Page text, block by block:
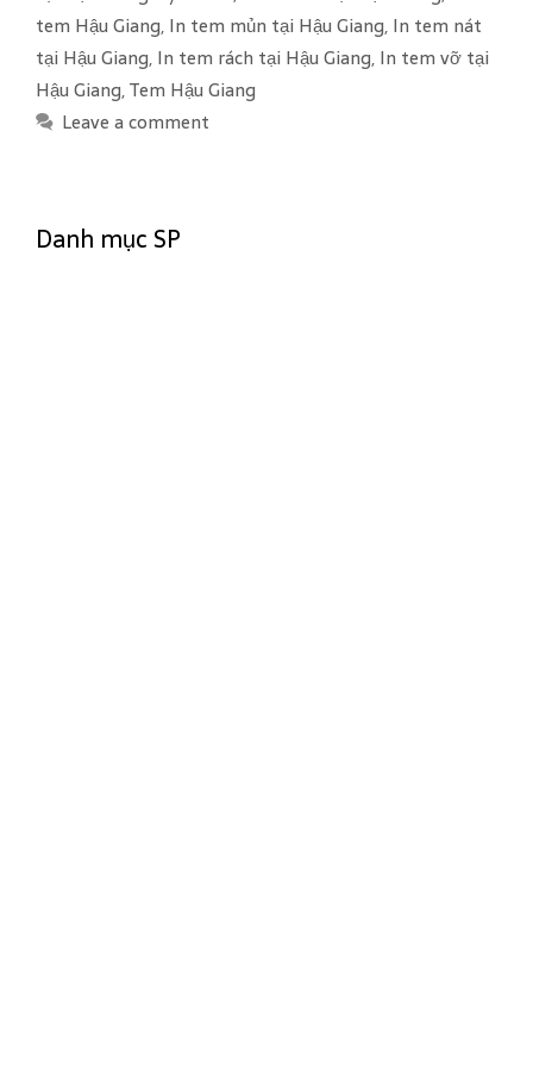
r
i
e
s
tem Hậu Giang, In tem mủn tại Hậu Giang, In tem nát
tại Hậu Giang, In tem rách tại Hậu Giang, In tem vỡ tại
Hậu Giang,Tem Hậu Giang
Leave a comment
Danh mục SP